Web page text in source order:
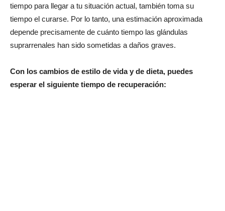
tiempo para llegar a tu situación actual, también toma su
tiempo el curarse. Por lo tanto, una estimación aproximada
depende precisamente de cuánto tiempo las glándulas
suprarrenales han sido sometidas a daños graves.
Con los cambios de estilo de vida y de dieta, puedes
esperar el siguiente tiempo de recuperación: